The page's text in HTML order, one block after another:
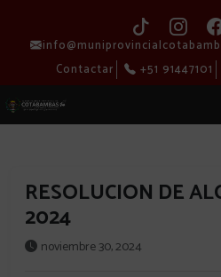
Contactar
+51 91447101
RESOLUCION DE
2024
noviembre 30, 2024